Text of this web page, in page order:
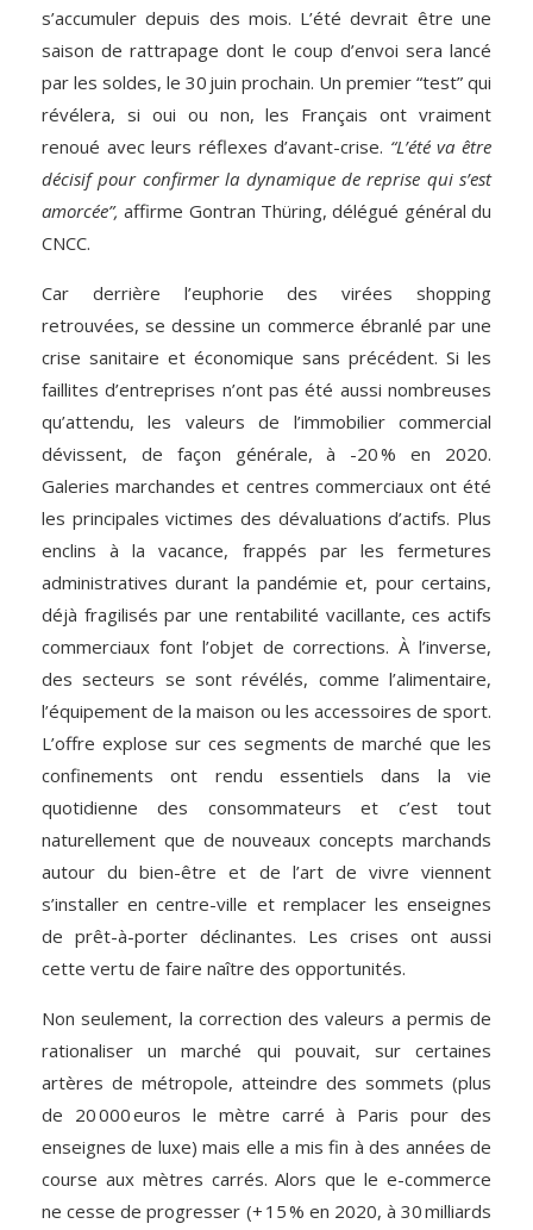
s’accumuler depuis des mois. L’été devrait être une
saison de rattrapage dont le coup d’envoi sera lancé
par les soldes, le 30 juin prochain. Un premier “test” qui
révélera, si oui ou non, les Français ont vraiment
renoué avec leurs réflexes d’avant-crise. “L’été va être
décisif pour confirmer la dynamique de reprise qui s’est
amorcée”, affirme Gontran Thüring, délégué général du
CNCC.
Car derrière l’euphorie des virées shopping
retrouvées, se dessine un commerce ébranlé par une
crise sanitaire et économique sans précédent. Si les
faillites d’entreprises n’ont pas été aussi nombreuses
qu’attendu, les valeurs de l’immobilier commercial
dévissent, de façon générale, à -20 % en 2020.
Galeries marchandes et centres commerciaux ont été
les principales victimes des dévaluations d’actifs. Plus
enclins à la vacance, frappés par les fermetures
administratives durant la pandémie et, pour certains,
déjà fragilisés par une rentabilité vacillante, ces actifs
commerciaux font l’objet de corrections. À l’inverse,
des secteurs se sont révélés, comme l’alimentaire,
l’équipement de la maison ou les accessoires de sport.
L’offre explose sur ces segments de marché que les
confinements ont rendu essentiels dans la vie
quotidienne des consommateurs et c’est tout
naturellement que de nouveaux concepts marchands
autour du bien-être et de l’art de vivre viennent
s’installer en centre-ville et remplacer les enseignes
de prêt-à-porter déclinantes. Les crises ont aussi
cette vertu de faire naître des opportunités.
Non seulement, la correction des valeurs a permis de
rationaliser un marché qui pouvait, sur certaines
artères de métropole, atteindre des sommets (plus
de 20 000 euros le mètre carré à Paris pour des
enseignes de luxe) mais elle a mis fin à des années de
course aux mètres carrés. Alors que le e-commerce
ne cesse de progresser (+ 15 % en 2020, à 30 milliards